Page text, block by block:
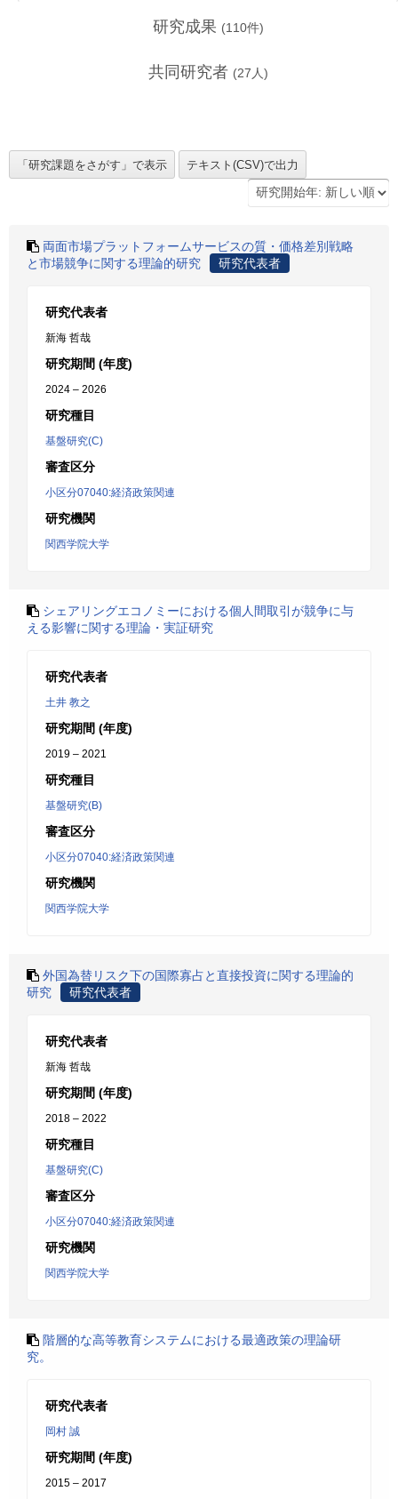
研究成果 (110件)
共同研究者 (27 人)
両面市場プラットフォームサービスの質・価格差別戦略
と市場競争に関する理論的研究
研究代表者
研究代表者
新海 哲哉
研究期間 (年度)
2024 – 2026
研究種目
基盤研究(C)
審査区分
小区分07040:経済政策関連
研究機関
関西学院大学
シェアリングエコノミーにおける個人間取引が競争に与
える影響に関する理論・実証研究
研究代表者
土井 教之
研究期間 (年度)
2019 – 2021
研究種目
基盤研究(B)
審査区分
小区分07040:経済政策関連
研究機関
関西学院大学
外国為替リスク下の国際寡占と直接投資に関する理論的
研究
研究代表者
研究代表者
新海 哲哉
研究期間 (年度)
2018 – 2022
研究種目
基盤研究(C)
審査区分
小区分07040:経済政策関連
研究機関
関西学院大学
階層的な高等教育システムにおける最適政策の理論研
究。
研究代表者
岡村 誠
研究期間 (年度)
2015 – 2017